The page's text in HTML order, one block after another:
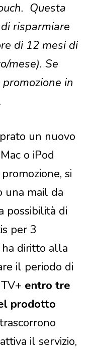
Questa
risparmiare
di 12 mesi di
mese). Se
in
un nuovo
o iPod
si
una mail da
possibilità di
per 3
ha diritto alla
il periodo di
entro tre
prodotto
il servizio,